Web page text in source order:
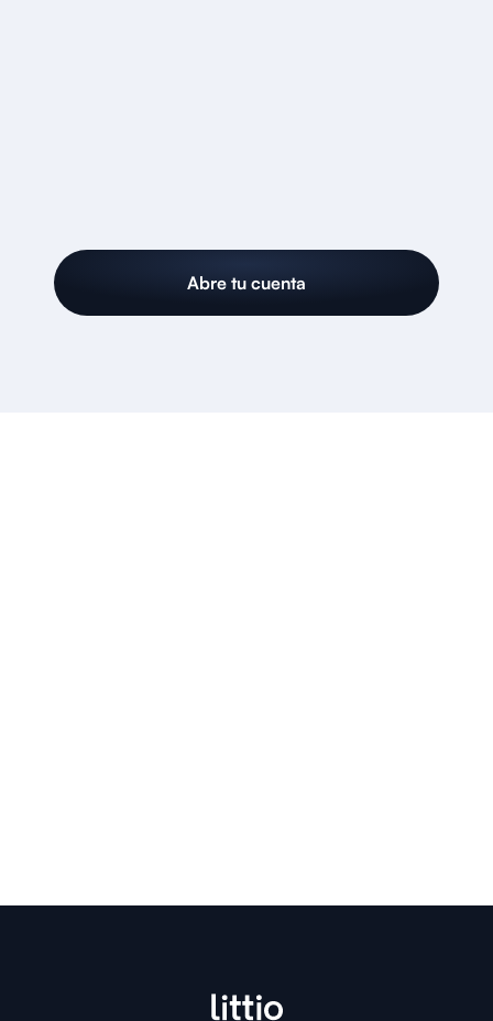
Abre tu cuenta